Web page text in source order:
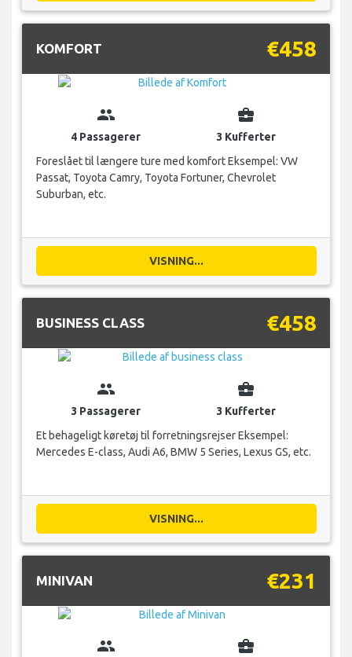
KOMFORT €458
group
4 Passagerer
business_center
3 Kufferter
Foreslået til længere ture med komfort Eksempel: VW
Passat, Toyota Camry, Toyota Fortuner, Chevrolet
Suburban, etc.
VISNING...
BUSINESS CLASS €458
group
3 Passagerer
business_center
3 Kufferter
Et behageligt køretøj til forretningsrejser Eksempel:
Mercedes E-class, Audi A6, BMW 5 Series, Lexus GS, etc.
VISNING...
MINIVAN €231
group business_center